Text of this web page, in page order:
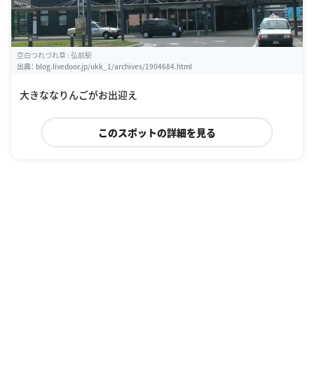
空白つれづれ草 : 弘前駅
出典： blog.livedoor.jp/ukk_1/archives/1904684.html
大きななりんごがお出迎え
このスポットの詳細を見る